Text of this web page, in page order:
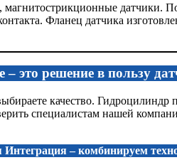
Фланец датчика
это решение в пользу
качество. Гидроцилиндр
специалистам нашей
– комбинируем